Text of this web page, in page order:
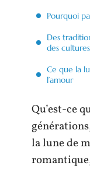
Pourquoi
Des
des cultures
Ce que la
l’amour
Qu’est-ce
la lune de